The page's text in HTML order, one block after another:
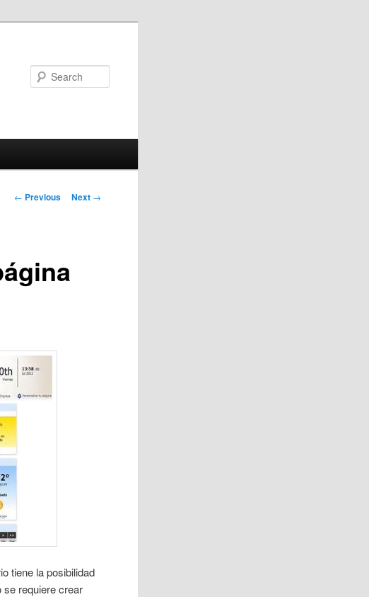
Post
← Previous Next →
tiene la posibilidad
se requiere crear